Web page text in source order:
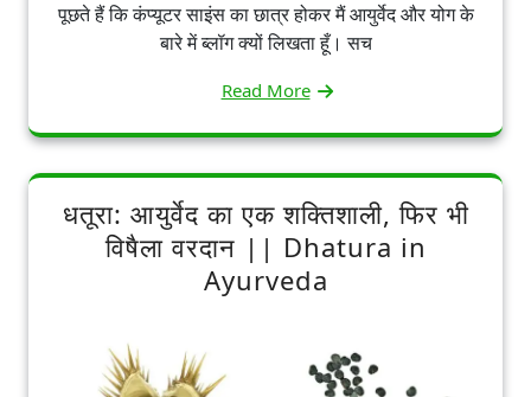
पूछते हैं कि कंप्यूटर साइंस का छात्र होकर मैं आयुर्वेद और योग के
बारे में ब्लॉग क्यों लिखता हूँ। सच
Read More
धतूरा: आयुर्वेद का एक शक्तिशाली, फिर भी
विषैला वरदान || Dhatura in
Ayurveda